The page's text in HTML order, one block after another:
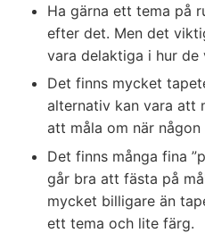
Ha gärna ett tema på
efter det. Men det
vara delaktiga i hur de
Det finns mycket
alternativ kan vara att
att måla om när
Det finns många fina
går bra att fästa på
mycket billigare än
ett tema och lite färg.